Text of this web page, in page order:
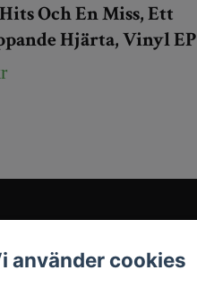
Och En Miss, Ett
Hjärta, Vinyl EP
använder cookies